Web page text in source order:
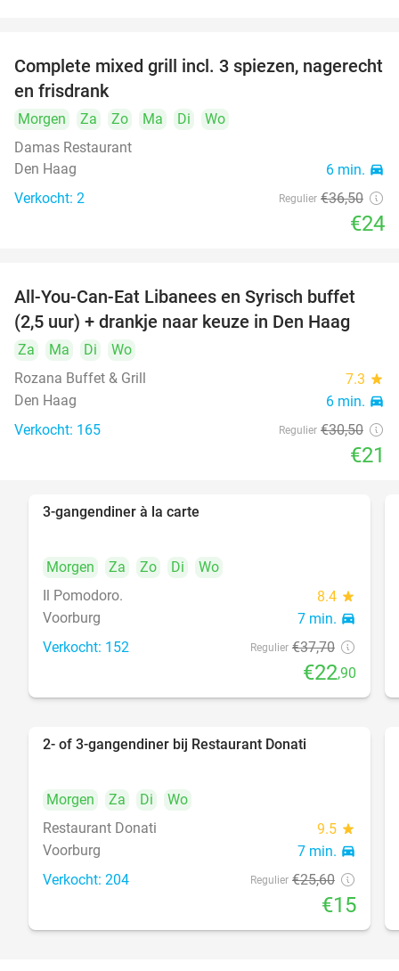
food
food
food
34%
Complete mixed grill incl. 3 spiezen, nagerecht
en frisdrank
Morgen Za Zo Ma Di
Wo
Damas Restaurant
Den Haag
6 min. directions_car
Verkocht: 2 Regulier €36,50
€24
31%
All-You-Can-Eat Libanees en Syrisch buffet
(2,5 uur) + drankje naar keuze in Den Haag
Za Ma Di
Wo
Rozana Buffet & Grill
7.3 star
Den Haag 6 min. directions_car
Verkocht: 165 Regulier €30,50
€21
3-gangendiner à la carte
Morgen Za Zo Di
Wo
Il Pomodoro.
8.4 star
Voorburg 7 min. directions_car
Verkocht: 152 Regulier €37,70
€22,90
2- of 3-gangendiner bij Restaurant Donati
Morgen Za Di
Wo
Restaurant Donati
9.5 star
Voorburg 7 min. directions_car
Verkocht: 204 Regulier €25,60
€15